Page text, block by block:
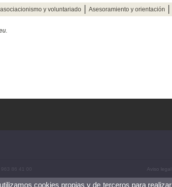
y voluntariado Asesoramiento y orientación
86 41 00 Aviso legal
cookies propias y de terceros para realizar